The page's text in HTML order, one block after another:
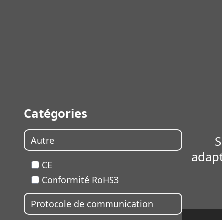
Catégories
Autre
CE
Conformité RoHS3
Protocole de communication